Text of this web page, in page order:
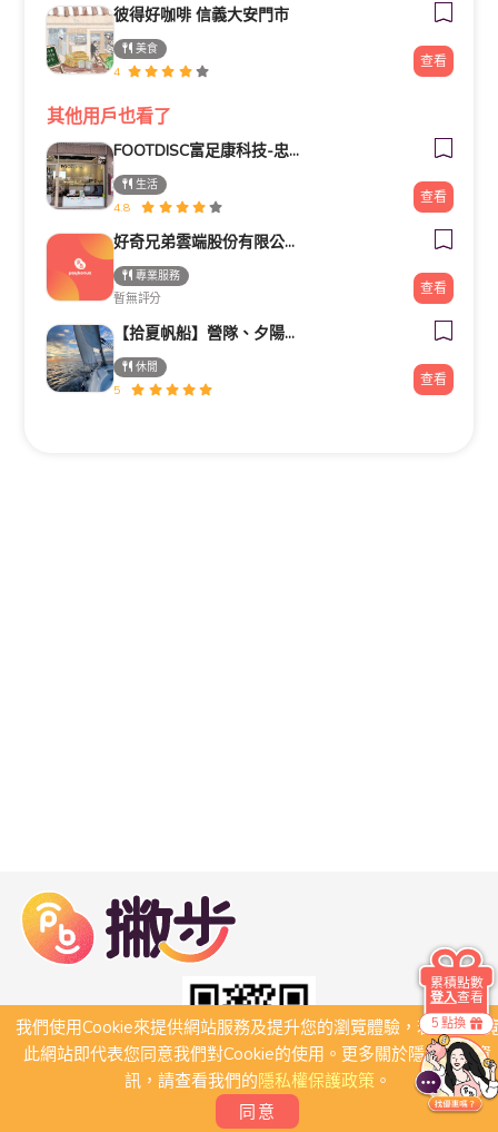
彼得好咖啡 信義大安門市
美食
4
查看
其他用戶也看了
FOOTDISC富足康科技-忠孝直營門市
生活
4.8
查看
好奇兄弟雲端股份有限公司｜Google行銷導客顧問・高雄台南行銷顧問
專業服務
暫無評分
查看
【拾夏帆船】營隊、夕陽團、包船、客製化帆船體驗（預約制）
休閒
5
查看
我們使用Cookie來提供網站服務及提升您的瀏覽體驗，若繼續瀏
此網站即代表您同意我們對Cookie的使用。更多關於隱私保護資
訊，請查看我們的隱私權保護政策。
同意
5 點換
累積點數
登入查看